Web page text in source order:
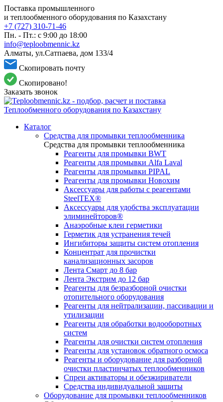
Поставка промышленного
и теплообменного оборудования по Казахстану
+7 (727) 310-71-46
Пн. - Пт.: с 9:00 до 18:00
info@teploobmennic.kz
Алматы, ул.Сатпаева, дом 133/4
Скопировать почту
Скопировано!
Заказать звонок
Каталог
Средства для промывки теплообменника
Средства для промывки теплообменника
Реагенты для промывки BWT
Реагенты для промывки Alfa Laval
Реагенты для промывки PIPAL
Реагенты для промывки Новохим
Аксессуары для работы с реагентами
SteelTEX®
Аксессуары для удобства эксплуатации
элиминейторов®
Анаэробные клеи герметики
Герметик для устранения течей
Ингибиторы защиты систем отопления
Концентрат для прочистки
канализационных засоров
Лента Смарт до 8 бар
Лента Экстрим до 12 бар
Реагенты для безразборной очистки
отопительного оборудования
Реагенты для нейтрализации, пассивации и
утилизации
Реагенты для обработки водооборотных
систем
Реагенты для очистки систем отопления
Реагенты для установок обратного осмоса
Реагенты и оборудование для разборной
очистки пластинчатых теплообменников
Спреи активаторы и обезжириватели
Средства индивидуальной защиты
Оборудование для промывки теплообменников